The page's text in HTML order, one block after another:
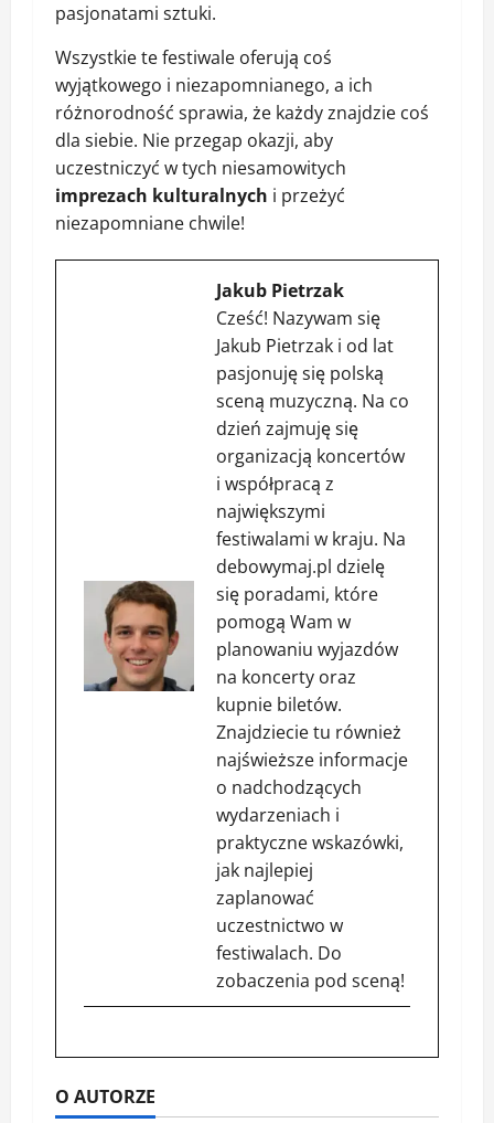
pasjonatami sztuki.
Wszystkie te festiwale oferują coś
wyjątkowego i niezapomnianego, a ich
różnorodność sprawia, że każdy znajdzie coś
dla siebie. Nie przegap okazji, aby
uczestniczyć w tych niesamowitych
imprezach kulturalnych i przeżyć
niezapomniane chwile!
Jakub Pietrzak
Cześć! Nazywam się
Jakub Pietrzak i od lat
pasjonuję się polską
sceną muzyczną. Na co
dzień zajmuję się
organizacją koncertów
i współpracą z
największymi
festiwalami w kraju. Na
debowymaj.pl dzielę
się poradami, które
pomogą Wam w
planowaniu wyjazdów
na koncerty oraz
kupnie biletów.
Znajdziecie tu również
najświeższe informacje
o nadchodzących
wydarzeniach i
praktyczne wskazówki,
jak najlepiej
zaplanować
uczestnictwo w
festiwalach. Do
zobaczenia pod sceną!
O AUTORZE